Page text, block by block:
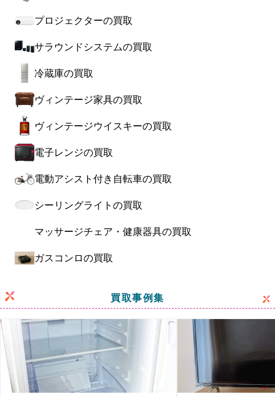
プロジェクターの買取
サラウンドシステムの買取
冷蔵庫の買取
ヴィンテージ家具の買取
ヴィンテージウイスキーの買取
電子レンジの買取
電動アシスト付き自転車の買取
シーリングライトの買取
マッサージチェア・健康器具の買取
ガスコンロの買取
買取事例集